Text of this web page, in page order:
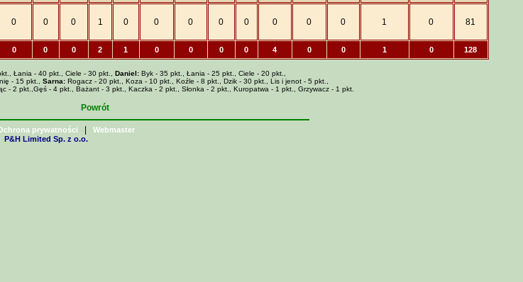
0 0 0 1 0 0 0 0 0 0 0 0 1 0 81
0 0 0 2 1 0 0 0 0 4 0 0 1 0 128
Łania - 40 pkt., Ciele - 30 pkt., Daniel:Byk - 35 pkt., Łania - 25 pkt., Ciele - 20 pkt.,
- 15 pkt., Sarna: Rogacz - 20 pkt., Koza - 10 pkt., Koźle - 8 pkt., Dzik - 30 pkt., Lis i jenot - 5 pkt.,
- 2 pkt.,Gęś - 4 pkt., Bażant - 3 pkt., Kaczka - 2 pkt., Słonka - 2 pkt., Kuropatwa - 1 pkt., Grzywacz - 1 pkt.
Powrót
prywatności
Webmaster
P&H Limited Sp. z o.o.